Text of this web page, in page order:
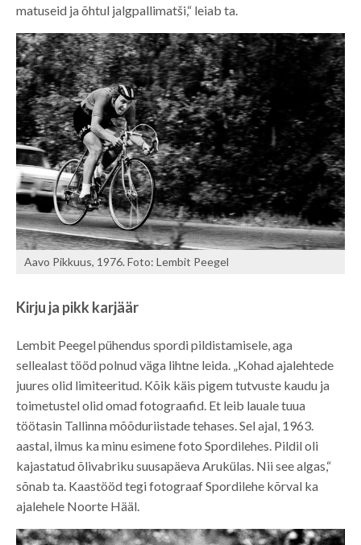
matuseid ja õhtul jalgpallimatši,“ leiab ta.
Aavo Pikkuus, 1976. Foto: Lembit Peegel
Kirju ja pikk karjäär
Lembit Peegel pühendus spordi pildistamisele, aga
sellealast tööd polnud väga lihtne leida. „Kohad ajalehtede
juures olid limiteeritud. Kõik käis pigem tutvuste kaudu ja
toimetustel olid omad fotograafid. Et leib lauale tuua
töötasin Tallinna mõõduriistade tehases. Sel ajal, 1963.
aastal, ilmus ka minu esimene foto Spordilehes. Pildil oli
kajastatud õlivabriku suusapäeva Arukülas. Nii see algas,“
sõnab ta. Kaastööd tegi fotograaf Spordilehe kõrval ka
ajalehele Noorte Hääl.